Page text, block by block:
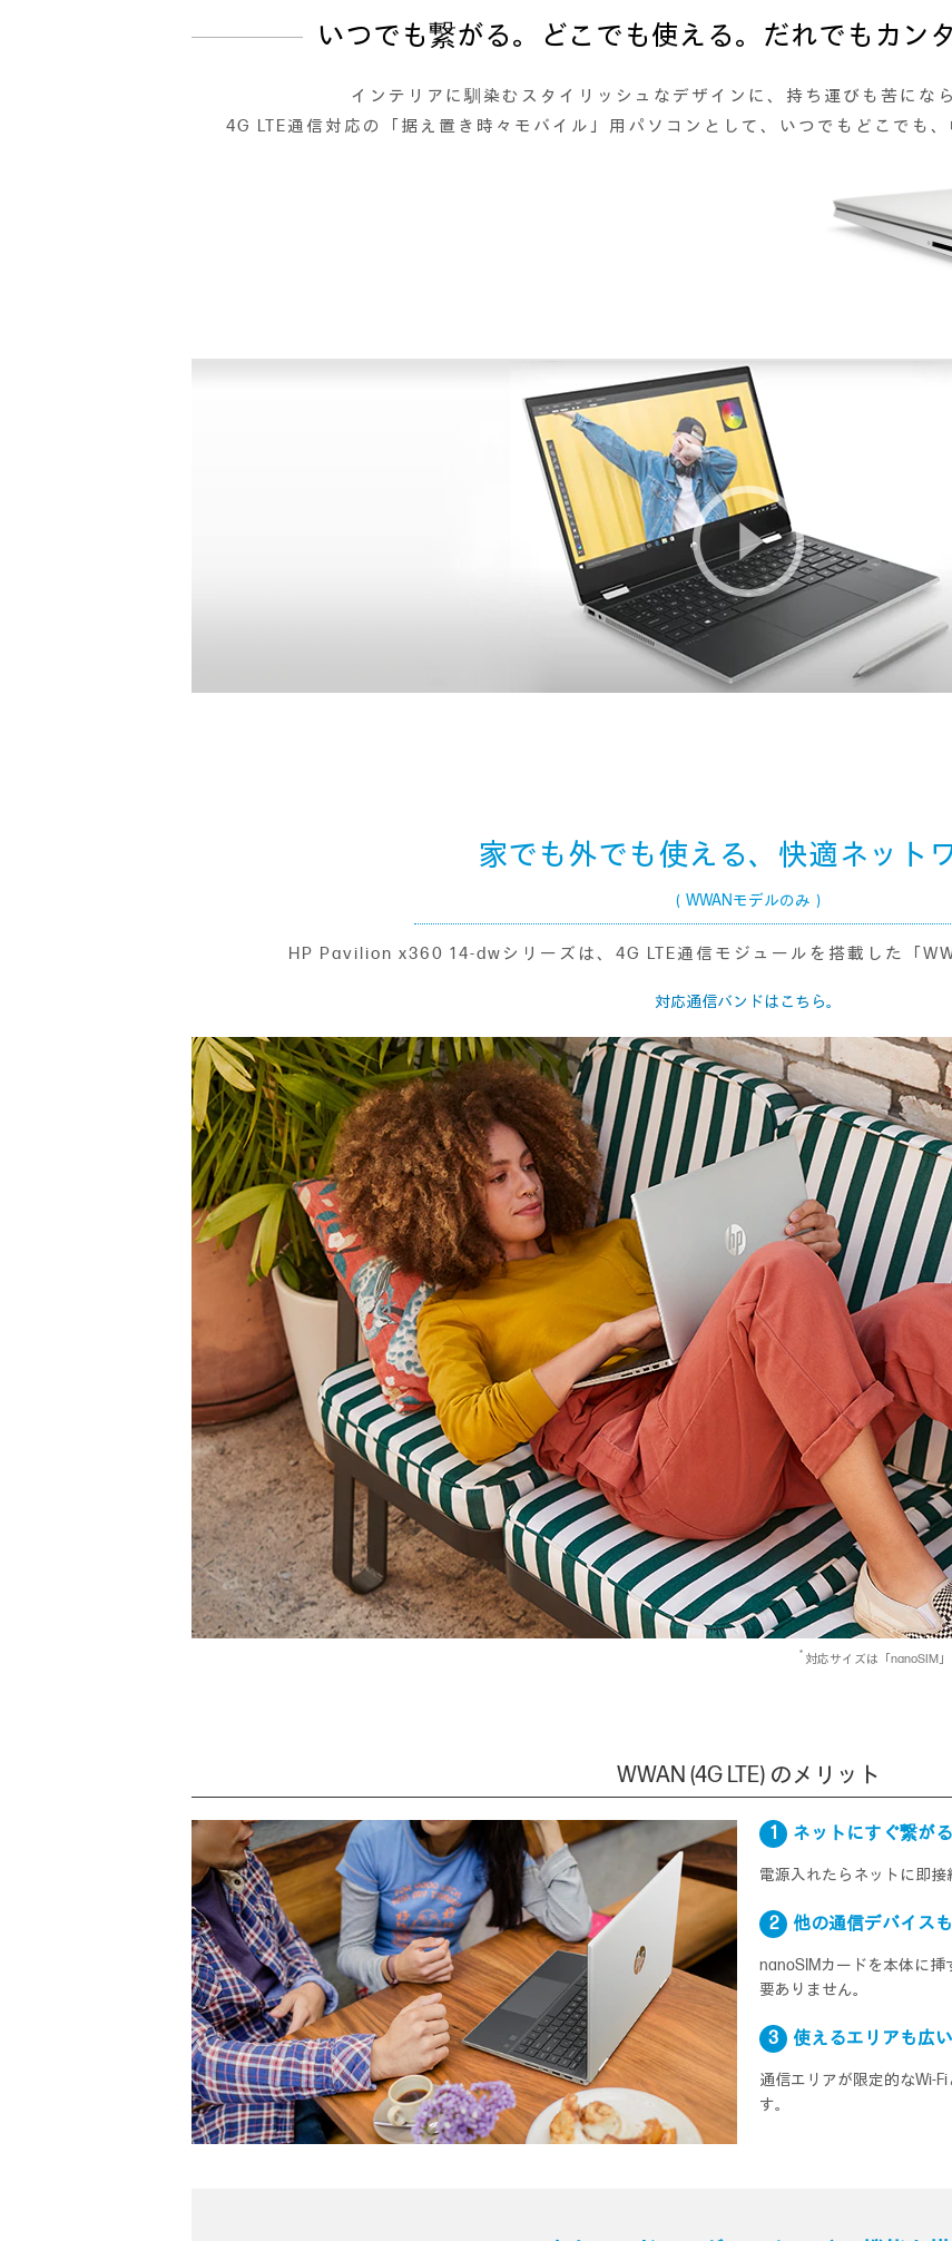
いつでも繋がる。どこでも使える。だれでもカン
インテリアに馴染むスタイリッシュなデザインに、持ち運びも苦にな
4G LTE通信対応の「据え置き時々モバイル」用パソコンとして、いつでもどこでも
家でも外でも使える、快適ネット
（WWANモデルのみ）
HP Pavilion x360 14-dwシリーズは、4G LTE通信モジュールを搭載した「
対応通信バンドはこちら。
* 対応サイズは「nanoSIM
WWAN (4G LTE) のメリット
1 ネットにすぐ繋がる
電源入れたらネットに即接
2 他の通信デバイス
nanoSIMカードを本体に挿
要ありません。
3 使えるエリアも広い
通信エリアが限定的なWi-
す。